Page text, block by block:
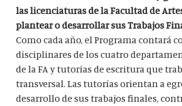
las licenciaturas de la Facultad de
plantear o desarrollar sus Trabajos
Como cada año, el Programa contará
disciplinares de los cuatro
de la FA y tutorías de escritura que
transversal. Las tutorías orientan a
desarrollo de sus trabajos finales,